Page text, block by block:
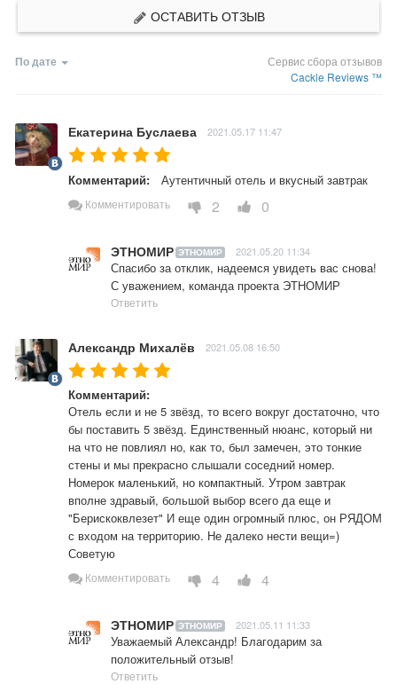
ОСТАВИТЬ ОТЗЫВ
По дате
Сервис сбора отзывов
Cackle Reviews ™
Екатерина Буслаева 2021.05.17 11:47
Комментарий: Аутентичный отель и вкусный завтрак
Комментировать 2 0
ЭТНОМИР ЭТНОМИР 2021.05.20 11:34
Спасибо за отклик, надеемся увидеть вас снова!
С уважением, команда проекта ЭТНОМИР
Ответить
Александр Михалёв 2021.05.08 16:50
Комментарий:
Отель если и не 5 звёзд, то всего вокруг достаточно, что
бы поставить 5 звёзд. Единственный нюанс, который ни
на что не повлиял но, как то, был замечен, это тонкие
стены и мы прекрасно слышали соседний номер.
Номерок маленький, но компактный. Утром завтрак
вполне здравый, большой выбор всего да еще и
"Берискоквлезет" И еще один огромный плюс, он РЯДОМ
с входом на территорию. Не далеко нести вещи=)
Советую
Комментировать 4 4
ЭТНОМИР ЭТНОМИР 2021.05.11 11:33
Уважаемый Александр! Благодарим за
положительный отзыв!
Ответить